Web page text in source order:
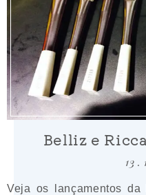
Belliz e
13 .
Veja os lançamentos